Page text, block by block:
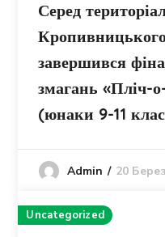
Серед
завершився
змагань «Пліч-
(юнаки 9-11
Admin 20
Uncategorized